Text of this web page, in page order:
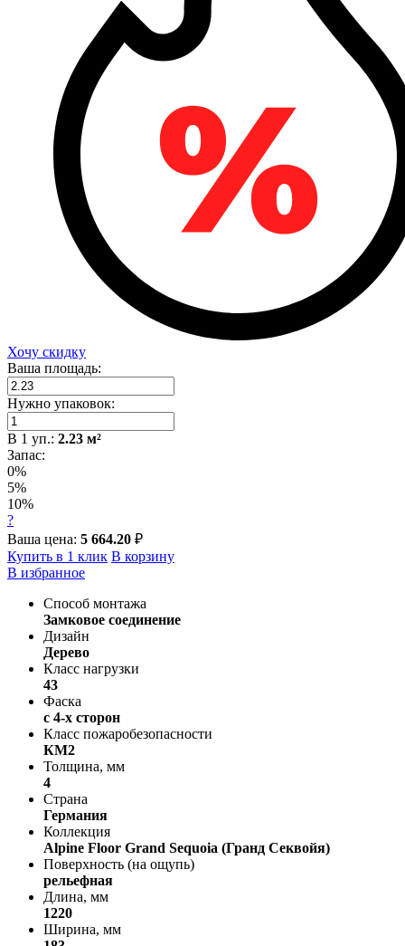
Хочу скидку
Ваша площадь:
Нужно упаковок:
В 1 уп.: 2.23 м²
Запас:
0%
5%
10%
?
Ваша цена: 5 664.20 ₽
Купить в 1 клик В корзину
В избранное
Способ монтажа
Замковое соединение
Дизайн
Дерево
Класс нагрузки
43
Фаска
с 4-х сторон
Класс пожаробезопасности
КМ2
Толщина, мм
4
Страна
Германия
Коллекция
Alpine Floor Grand Sequoia (Гранд Секвойя)
Поверхность (на ощупь)
рельефная
Длина, мм
1220
Ширина, мм